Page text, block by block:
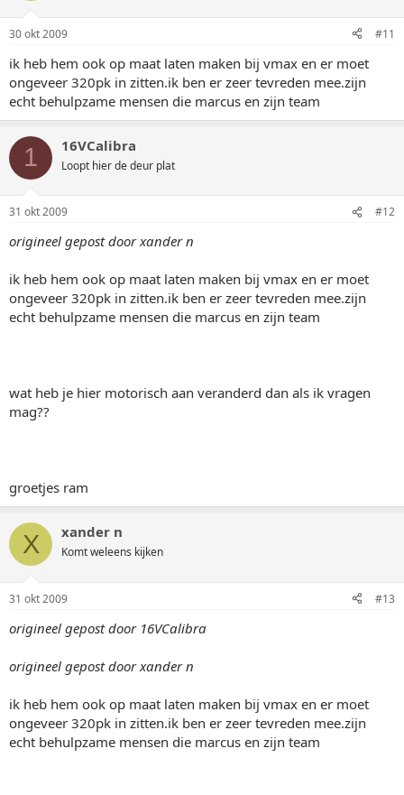
30 okt 2009 #11
ik heb hem ook op maat laten maken bij vmax en er moet
ongeveer 320pk in zitten.ik ben er zeer tevreden mee.zijn
echt behulpzame mensen die marcus en zijn team
1 16VCalibra
Loopt hier de deur plat
31 okt 2009 #12
origineel gepost door xander n
ik heb hem ook op maat laten maken bij vmax en er moet
ongeveer 320pk in zitten.ik ben er zeer tevreden mee.zijn
echt behulpzame mensen die marcus en zijn team
wat heb je hier motorisch aan veranderd dan als ik vragen
mag??
groetjes ram
X xander n
Komt weleens kijken
31 okt 2009 #13
origineel gepost door 16VCalibra
origineel gepost door xander n
ik heb hem ook op maat laten maken bij vmax en er moet
ongeveer 320pk in zitten.ik ben er zeer tevreden mee.zijn
echt behulpzame mensen die marcus en zijn team